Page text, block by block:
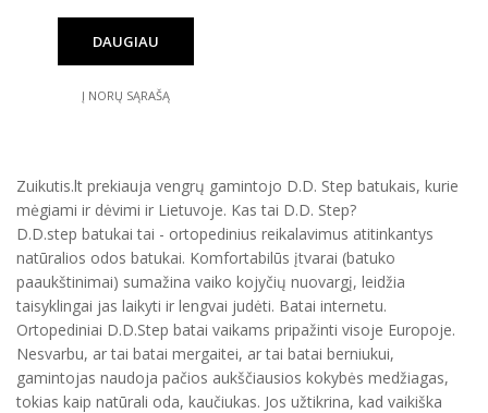
DAUGIAU
Į NORŲ SĄRAŠĄ
Zuikutis.lt prekiauja vengrų gamintojo D.D. Step batukais, kurie
mėgiami ir dėvimi ir Lietuvoje. Kas tai D.D. Step?
D.D.step batukai tai - ortopedinius reikalavimus atitinkantys
natūralios odos batukai. Komfortabilūs įtvarai (batuko
paaukštinimai) sumažina vaiko kojyčių nuovargį, leidžia
taisyklingai jas laikyti ir lengvai judėti. Batai internetu.
Ortopediniai D.D.Step batai vaikams pripažinti visoje Europoje.
Nesvarbu, ar tai batai mergaitei, ar tai batai berniukui,
gamintojas naudoja pačios aukščiausios kokybės medžiagas,
tokias kaip natūrali oda, kaučiukas. Jos užtikrina, kad vaikiška